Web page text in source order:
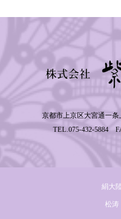
京都市上京区大宮通一条
TEL.075-432-5884
絹大
松涛